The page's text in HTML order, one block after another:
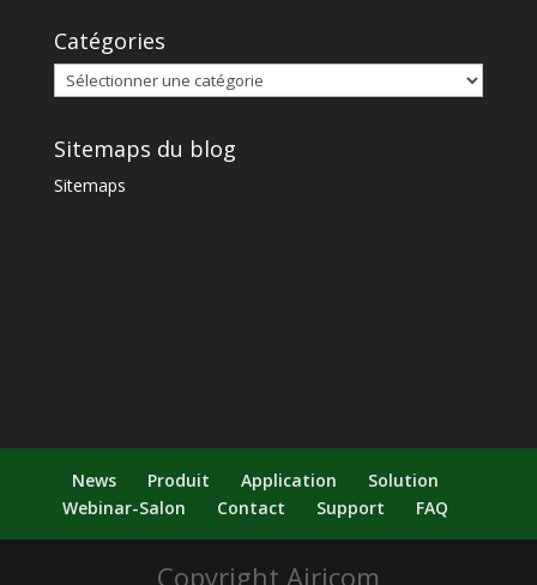
Catégories
Sitemaps du blog
Sitemaps
News Produit Application
Solution
Webinar-Salon
Contact Support FAQ
Copyright Airicom